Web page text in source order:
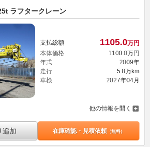
ラフタークレーン
支払総額 1105.0万円
本体価格
1100. 0万円
年式
2009年
走行
5.8万km
車検
2027年04月
他の情報を開く
追加 在庫確認・見積依頼（無料）